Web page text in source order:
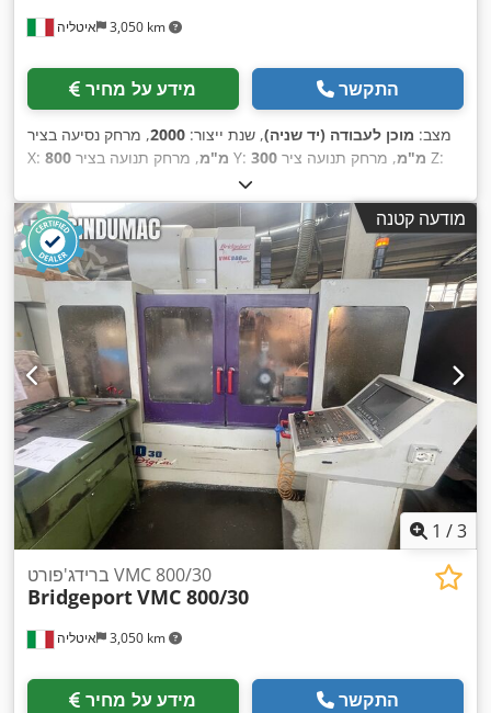
איטליה 3,050 km
מידע על מחיר התקשר
מצב: מוכן לעבודה (יד שניה), שנת ייצור: 2000, מרחק נסיעה בציר
X:
800 מ"מ , מרחק תנועה בציר Y: 300 מ"מ , מרחק תנועה ציר Z:
HEIDENHAIN
(מקסימלית):10,000 סל"ד , מספר חריצים במאגזין הכלים:30
,
מספר צירים:5 , מודעה קטנה
1 /3
איטליה 3,050 km
ברידג'פורט VMC 800/30
BridgeportVMC 800/30
מידע על מחיר התקשר